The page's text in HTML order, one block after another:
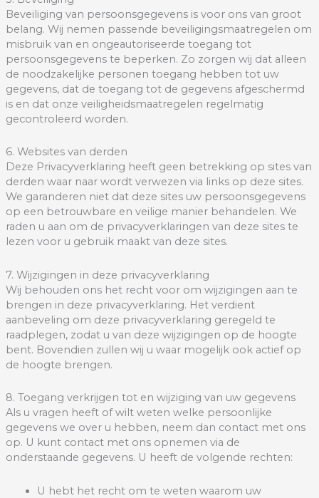
Beveiliging van persoonsgegevens is voor ons van groot
belang. Wij nemen passende beveiligingsmaatregelen om
misbruik van en ongeautoriseerde toegang tot
persoonsgegevens te beperken. Zo zorgen wij dat alleen
de noodzakelijke personen toegang hebben tot uw
gegevens, dat de toegang tot de gegevens afgeschermd
is en dat onze veiligheidsmaatregelen regelmatig
gecontroleerd worden.
6. Websites van derden
Deze Privacyverklaring heeft geen betrekking op sites van
derden waar naar wordt verwezen via links op deze sites.
We garanderen niet dat deze sites uw persoonsgegevens
op een betrouwbare en veilige manier behandelen. We
raden u aan om de privacyverklaringen van deze sites te
lezen voor u gebruik maakt van deze sites.
7. Wijzigingen in deze privacyverklaring
Wij behouden ons het recht voor om wijzigingen aan te
brengen in deze privacyverklaring. Het verdient
aanbeveling om deze privacyverklaring geregeld te
raadplegen, zodat u van deze wijzigingen op de hoogte
bent. Bovendien zullen wij u waar mogelijk ook actief op
de hoogte brengen.
8. Toegang verkrijgen tot en wijziging van uw gegevens
Als u vragen heeft of wilt weten welke persoonlijke
gegevens we over u hebben, neem dan contact met ons
op. U kunt contact met ons opnemen via de
onderstaande gegevens. U heeft de volgende rechten:
U hebt het recht om te weten waarom uw